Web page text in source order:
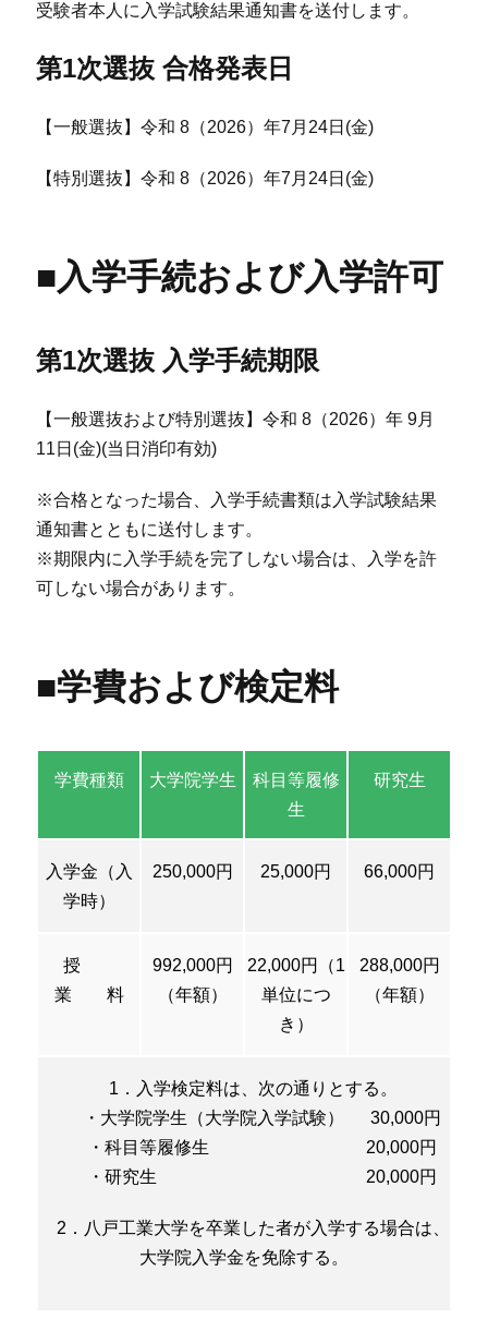
受験者本人に入学試験結果通知書を送付します。
第1次選抜 合格発表日
【一般選抜】令和 8（2026）年7月24日(金)
【特別選抜】令和 8（2026）年7月24日(金)
■入学手続および入学許可
第1次選抜 入学手続期限
【一般選抜および特別選抜】令和 8（2026）年 9月
11日(金)(当日消印有効)
※合格となった場合、入学手続書類は入学試験結果
通知書とともに送付します。
※期限内に入学手続を完了しない場合は、入学を許
可しない場合があります。
■学費および検定料
学費種類 大学院学生
科目等履修
生
研究生
入学金（入
学時）
250,000円 25,000円 66,000円
授
業 料
992,000円
（年額）
22,000円（1
単位につ
き）
288,000円
（年額）
1．入学検定料は、次の通りとする。
・大学院学生（大学院入学試験） 30,000円
・科目等履修生 20,000円
・研究生 20,000円
2．八戸工業大学を卒業した者が入学する場合は、
大学院入学金を免除する。